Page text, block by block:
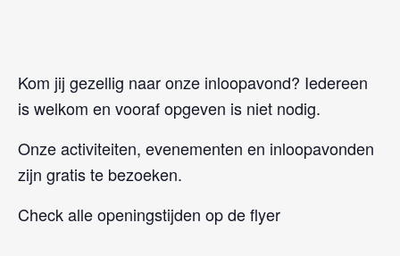
Kom jij gezellig naar onze inloopavond? Iedereen
is welkom en vooraf opgeven is niet nodig.
Onze activiteiten, evenementen en inloopavonden
zijn gratis te bezoeken.
Check alle openingstijden op de flyer